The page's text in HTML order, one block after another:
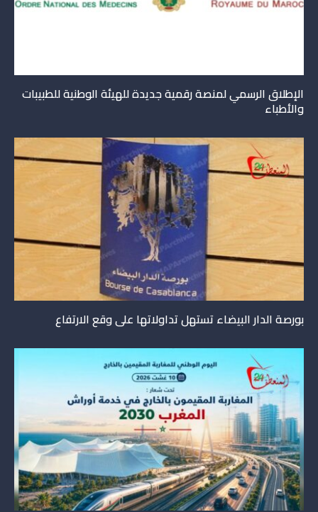
الإطلاق الرسمي لمنصة رقمية جديدة للهيئة الوطنية للطبيبات
والأطباء
بورصة الدار البيضاء تستهل تداولاتها على وقع الارتفاع